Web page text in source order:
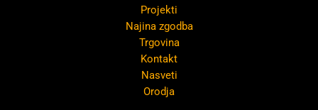
Projekti
Najina zgodba
Trgovina
Kontakt
Nasveti
Orodja